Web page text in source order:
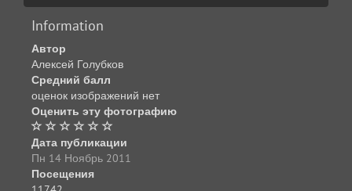
Information
Автор
Алексей Голубков
Средний балл
оценок изображений нет
Оценить эту фотографию
Дата публикации
Пн 14 Ноябрь 2011
Посещения